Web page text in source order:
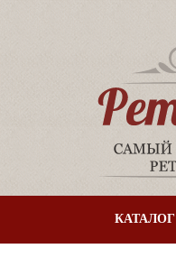
КАТАЛОГ